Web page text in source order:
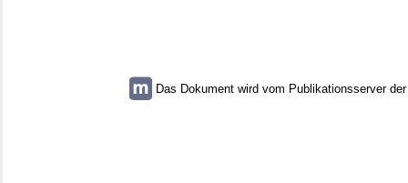
Das Dokument wird vom Publikationsserver